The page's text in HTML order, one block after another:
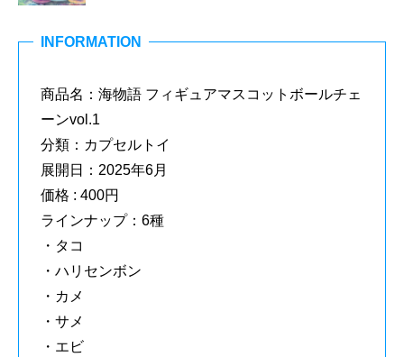
INFORMATION
商品名：海物語 フィギュアマスコットボールチェ
ーンvol.1
分類：カプセルトイ
展開日：2025年6月
価格 : 400円
ラインナップ：6種
・タコ
・ハリセンボン
・カメ
・サメ
・エビ